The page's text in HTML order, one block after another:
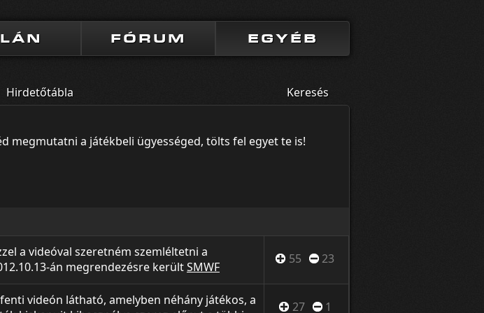
FÓRUM EGYÉB
Hirdetőtábla Keresés
a játékbeli ügyességed, tölts fel egyet te is!
a videóval szeretném szemléltetni a
án megrendezésre kerültSMWF
Elődöntőjétegy olyan szemszögből,
megpróbálja mindenki nézetétbemutatni
55 23
videón látható, amelyben néhány játékos, a
27 1